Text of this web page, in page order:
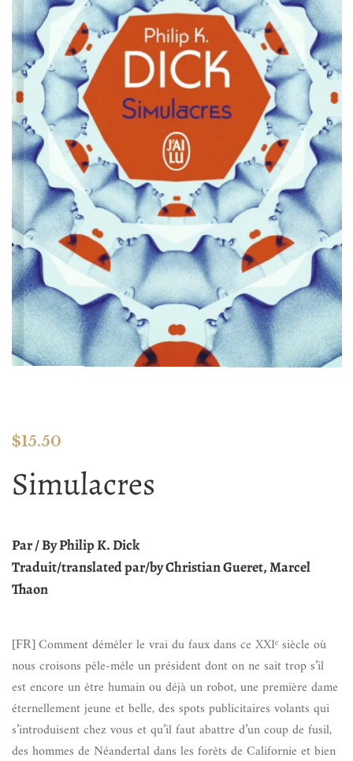
$15.50
Simulacres
Par / By Philip K. Dick
Traduit/translated par/by Christian Gueret, Marcel
Thaon
[FR] Comment démêler le vrai du faux dans ce XXIᵉ siècle où
nous croisons pêle-mêle un président dont on ne sait trop s’il
est encore un être humain ou déjà un robot, une première dame
éternellement jeune et belle, des spots publicitaires volants qui
s’introduisent chez vous et qu’il faut abattre d’un coup de fusil,
des hommes de Néandertal dans les forêts de Californie et bien